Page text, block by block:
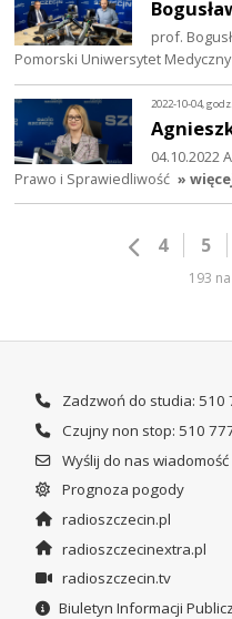
prof.
Pomorski Uniwersytet
2022-10-04,
04.10.2022
Prawo i Sprawiedliwość »
4 5
193
Zadzwoń do studia: 510
Czujny non stop: 510
Wyślij do nas wiadomość
Prognoza pogody
radioszczecin.pl
radioszczecinextra.pl
radioszczecin.tv
Biuletyn Informacji